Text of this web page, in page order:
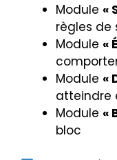
Module «
règles de
Module «
Module «
atteindre
Module «
bloc